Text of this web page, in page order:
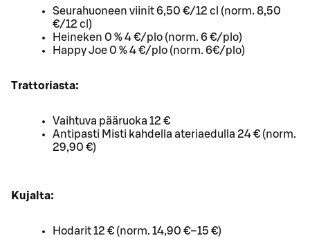
Seurahuoneen viinit 6,50 €/12 cl (norm. 8,50
€/12 cl)
Heineken 0 % 4 €/plo (norm. 6 €/plo)
Happy Joe 0 % 4 €/plo (norm. 6€/plo)
Trattoriasta:
Vaihtuva pääruoka 12 €
Antipasti Misti kahdella ateriaedulla 24 € (norm.
29,90 €)
Kujalta:
Hodarit 12 € (norm. 14,90 €–15 €)